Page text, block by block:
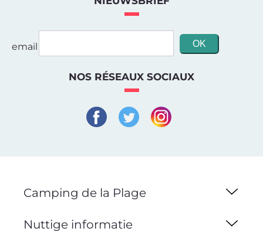
email
NOS RÉSEAUX SOCIAUX
Camping de la Plage
Nuttige informatie